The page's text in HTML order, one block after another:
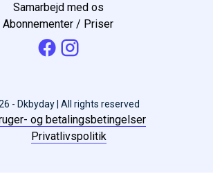
Samarbejd med os
Abonnementer / Priser
- Dkbyday | All rights reserved
og betalingsbetingelser
Privatlivspolitik